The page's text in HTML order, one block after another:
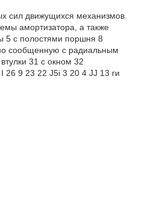
сил движущихся механизмов.
амортизатора, а также
5 с полостями поршня 8
сообщенную с радиальным
31 с окном 32
26 9 23 22 J5i 3 20 4 JJ 13 ги